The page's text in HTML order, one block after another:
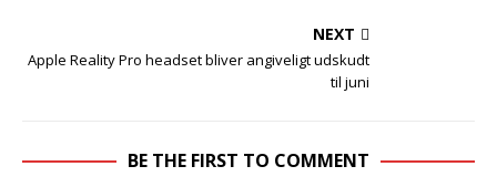
NEXT
Apple Reality Pro headset bliver angiveligt udskudt
til juni
BE THE FIRST TO COMMENT